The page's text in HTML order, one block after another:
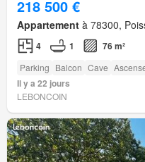
218 500 €
Appartement à 78300,
4 1 76 m²
Parking Balcon Cave
Il y a 22 jours
LEBONCOIN